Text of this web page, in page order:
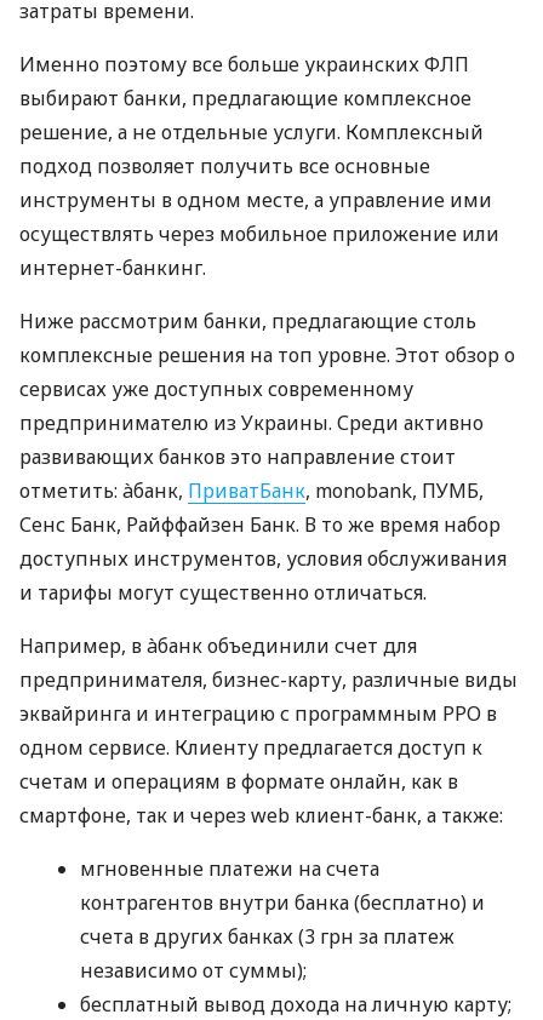
затраты времени.
Именно поэтому все больше украинских ФЛП
выбирают банки, предлагающие комплексное
решение, а не отдельные услуги. Комплексный
подход позволяет получить все основные
инструменты в одном месте, а управление ими
осуществлять через мобильное приложение или
интернет-банкинг.
Ниже рассмотрим банки, предлагающие столь
комплексные решения на топ уровне. Этот обзор о
сервисах уже доступных современному
предпринимателю из Украины. Среди активно
развивающих банков это направление стоит
отметить: àбанк, ПриватБанк, monobank, ПУМБ,
Сенс Банк, Райффайзен Банк. В то же время набор
доступных инструментов, условия обслуживания
и тарифы могут существенно отличаться.
Например, в àбанк объединили счет для
предпринимателя, бизнес-карту, различные виды
эквайринга и интеграцию с программным РРО в
одном сервисе. Клиенту предлагается доступ к
счетам и операциям в формате онлайн, как в
смартфоне, так и через web клиент-банк, а также:
мгновенные платежи на счета
контрагентов внутри банка (бесплатно) и
счета в других банках (3 грн за платеж
независимо от суммы);
бесплатный вывод дохода на личную карту;